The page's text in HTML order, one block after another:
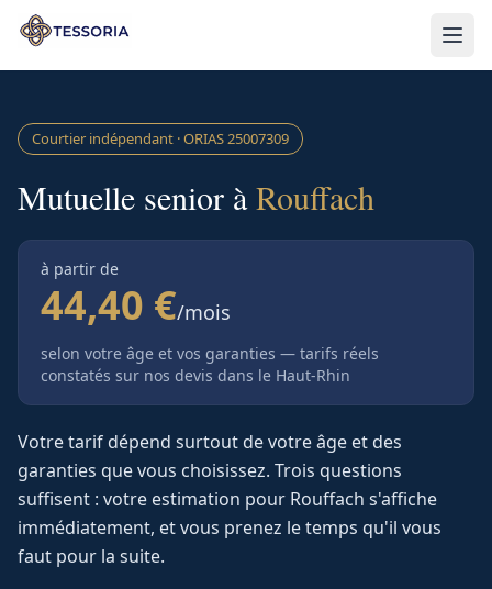
Aller au contenu principal
Courtier indépendant · ORIAS25007309
Mutuelle senior àRouffach
à partir de
44,40 €/mois
selon votre âge et vos garanties — tarifs réels
constatés sur nos devis dans le Haut-Rhin
Votre tarif dépend surtout de votre âge et des
garanties que vous choisissez. Trois questions
suffisent : votre estimation pour Rouffach s'affiche
immédiatement, et vous prenez le temps qu'il vous
faut pour la suite.